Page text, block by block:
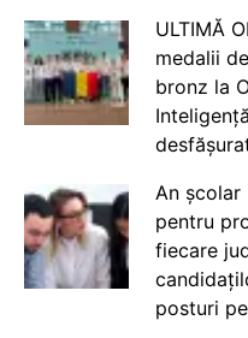
ULTIMĂ
medalii
bronz la
An
pentru
fiecare
posturi